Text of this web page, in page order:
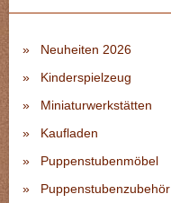
Neuheiten 2026
Kinderspielzeug
Miniaturwerkstätten
Kaufladen
Puppenstubenmöbel
Puppenstubenzubehör